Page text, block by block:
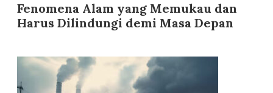
Fenomena Alam yang Memukau dan
Harus Dilindungi demi Masa Depan